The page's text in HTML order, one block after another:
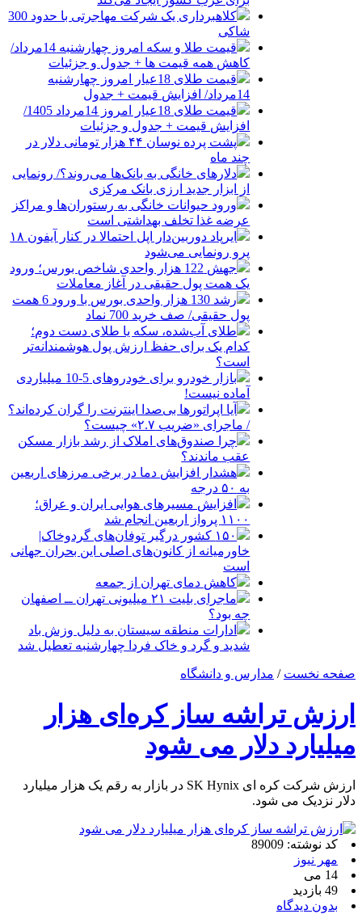
کلاهبرداری یک شرکت مهاجرتی با حدود 300
شاکی
قیمت طلا و سکه امروز چهارشنبه 14مرداد/
کاهش همه قیمت ها + جدول و جزئیات
قیمت طلای 18عیار امروز چهارشنبه
14مرداد/ افزایش قیمت + جدول
قیمت طلای 18عیار امروز 14مرداد 1405/
افزایش قیمت + جدول و جزئیات
پشت پرده نوسان ۴۴ هزار تومانی دلار در
چند ماه
دلارهای خانگی به بانک‌ها می‌روند؟/ رونمایی
از ابزار جدید ارزی بانک مرکزی
ورود حیوانات خانگی به رستوران‌ها و مراکز
عرضه غذا تخلف بهداشتی است
ایرپاد دوربین‌دار اپل احتمالا در کنار آیفون ۱۸
پرو رونمایی می‌شود
جهش 122 هزار واحدی شاخص بورس؛ ورود
یک همت پول حقیقی در آغاز معاملات
رشد 130 هزار واحدی بورس با ورود 6 همت
پول حقیقی/ صف خرید 700 نماد
طلای آب‌شده، سکه یا طلای دست دوم؛
کدام یک برای حفظ ارزش پول هوشمندانه‌تر
است؟
بازار خودرو برای خودروهای 5-10 میلیاردی
آماده نیست!
آیا اپراتورها بی‌صدا اینترنت را گران کرده‌اند؟
/ ماجرای «ضریب ۲.۷» چیست؟
چرا صندوق‌های املاک از رشد بازار مسکن
عقب ماندند؟
هشدار افزایش دما در برخی مرزهای اربعین
به ۵۰ درجه
افزایش مسیرهای هوایی ایران و عراق؛
۱۱۰۰ پرواز اربعین انجام شد
۱۵۰ کشور درگیر توفان‌های گردوخاک|
خاورمیانه از کانون‌های اصلی این بحران جهانی
است
کاهش دمای تهران از جمعه
ماجرای بلیت ۲۱ میلیونی تهران ــ اصفهان
چه بود؟
ادارات منطقه سیستان به دلیل وزش باد
شدید و گرد و خاک فردا چهارشنبه تعطیل شد
صفحه نخست / مدارس و دانشگاه
ارزش تراشه ساز کره‌ای هزار
میلیارد دلار می شود
ارزش شرکت کره ای SK Hynix در بازار به رقم یک هزار میلیارد
دلار نزدیک می شود.
کد نوشته: 89009
مهر نیوز
14 می
49 بازدید
بدون دیدگاه